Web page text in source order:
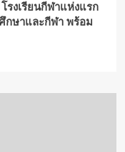
รงเรียนกีฬาแห่งแรก
กษาและกีฬา พร้อม